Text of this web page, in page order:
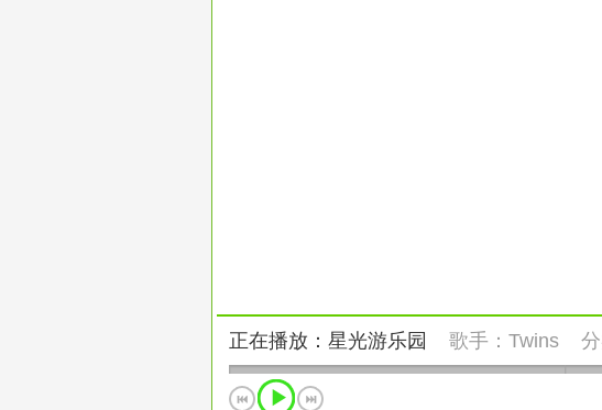
正在播放：星光游乐园 歌手： Twins 分